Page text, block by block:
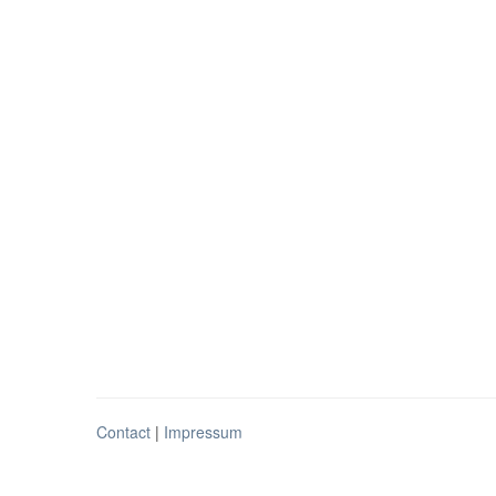
Contact | Impressum